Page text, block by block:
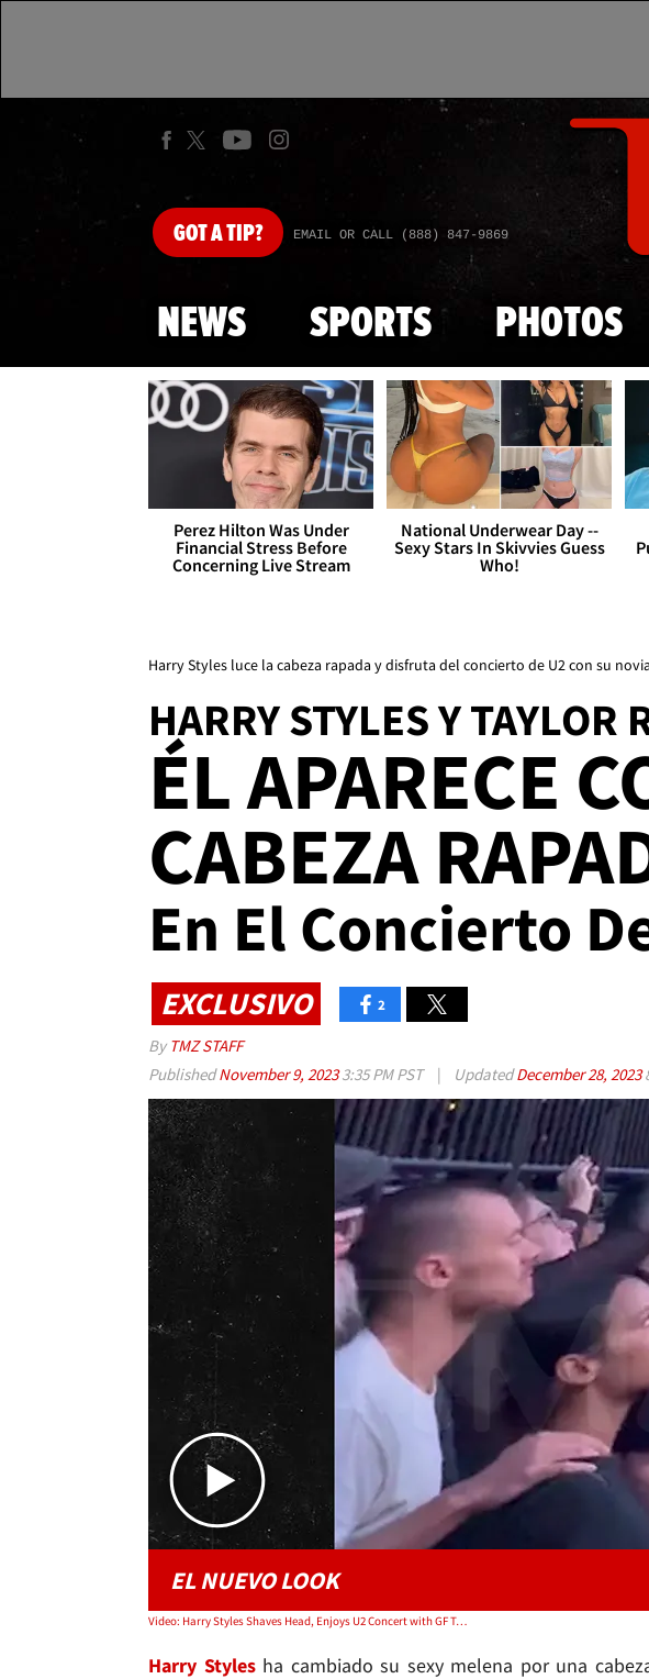
GOTA TIP? EMAIL OR CALL (888) 847-9869
NEWS SPORTS PHOTOS
Perez Hilton Was Under
Financial Stress Before
Concerning Live Stream
National Underwear Day --
Sexy Stars In Skivvies Guess
Who!
Harry Styles luce la cabeza rapada y disfruta del concierto de U2 con su
HARRY STYLES Y TAYLOR
ÉL APARECE
CABEZA
En El Concierto
EXCLUSIVO 2
By TMZ STAFF
PublishedNovember 9, 20233:35 PM PST | UpdatedDecember 28, 2023
Play video
EL NUEVO LOOK
Video: Harry Styles Shaves Head, Enjoys U2 Concert with GF Taylor Russell
Harry Styles ha cambiado su sexy melena por una